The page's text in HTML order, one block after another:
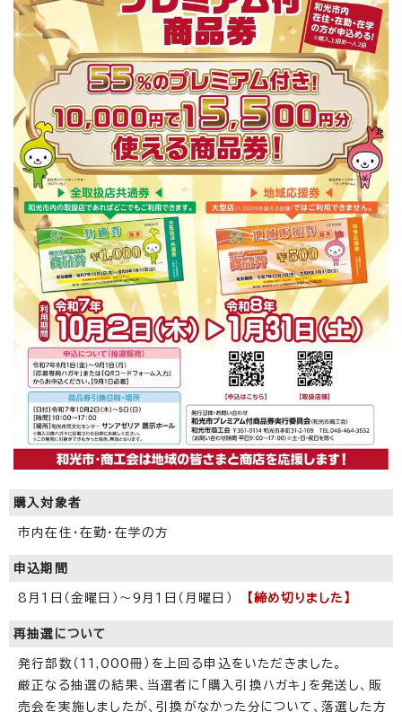
購入対象者
市内在住・在勤・在学の方
申込期間
8月1日（金曜日）～9月1日（月曜日） 【締め切りました】
再抽選について
発行部数（11,000冊）を上回る申込をいただきました。
厳正なる抽選の結果、当選者に「購入引換ハガキ」を発送し、販
売会を実施しましたが、引換がなかった分について、落選した方